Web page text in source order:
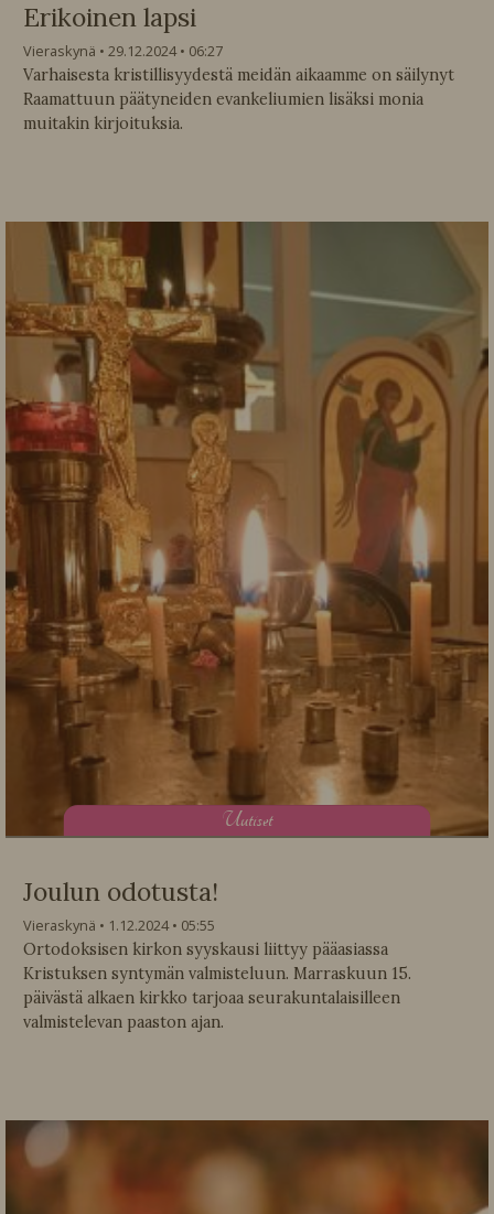
Erikoinen lapsi
Vieraskynä 29.12.2024
06:27
Varhaisesta kristillisyydestä meidän aikaamme on säilynyt
Raamattuun päätyneiden evankeliumien lisäksi monia
muitakin kirjoituksia.
Uutiset
Joulun odotusta!
Vieraskynä 1.12.2024
05:55
Ortodoksisen kirkon syyskausi liittyy pääasiassa
Kristuksen syntymän valmisteluun. Marraskuun 15.
päivästä alkaen kirkko tarjoaa seurakuntalaisilleen
valmistelevan paaston ajan.